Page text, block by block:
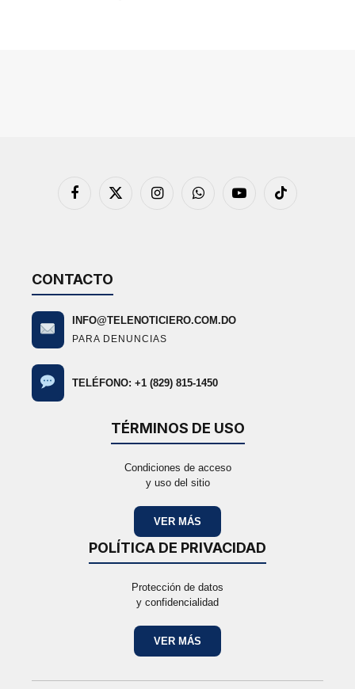
Facebook
X
InstagramWhatsAppYouTubeTikTok
CONTACTO
INFO@TELENOTICIERO.COM.DO
PARA DENUNCIAS
TELÉFONO: +1 (829) 815-1450
TÉRMINOS DE USO
Condiciones de acceso
y uso del sitio
VER MÁS
POLÍTICA DE PRIVACIDAD
Protección de datos
y confidencialidad
VER MÁS